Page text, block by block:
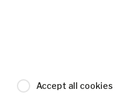
Accept all cookies